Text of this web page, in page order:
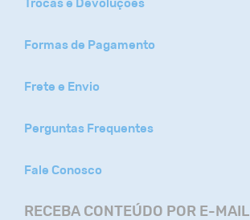
Trocas e Devoluções
Formas de Pagamento
Frete e Envio
Perguntas Frequentes
Fale Conosco
RECEBA CONTEÚDO POR E-MAIL